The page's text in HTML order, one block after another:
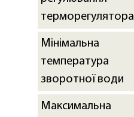
терморегулятора
Мінімальна
температура
зворотної води
Максимальна